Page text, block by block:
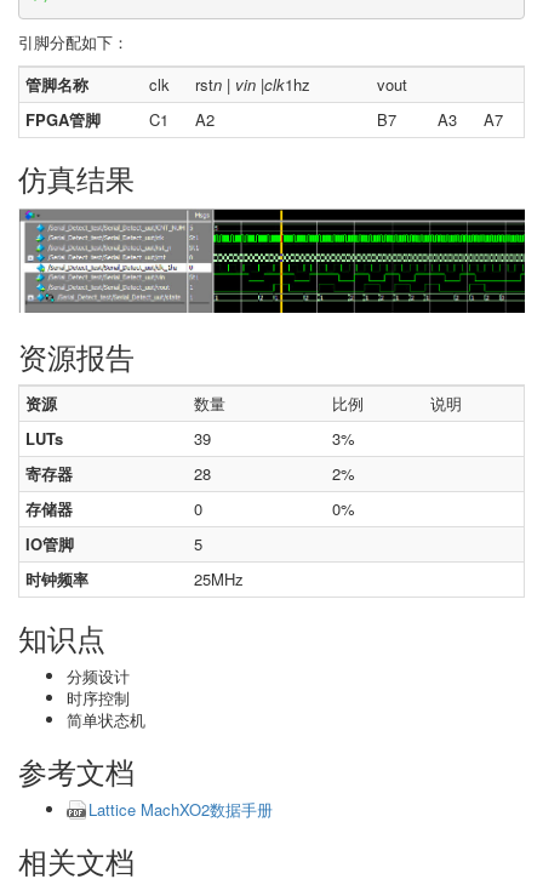
引脚分配如下：
管脚名称
clk rstn | vin |clk1hz
vout
FPGA管脚
C1 A2 B7 A3 A7
仿真结果
资源报告
资源 数量 比例
说明
LUTs
39
3%
寄存器
28
2%
存储器
0
0%
IO管脚
5
时钟频率
25MHz
知识点
分频设计
时序控制
简单状态机
参考文档
Lattice MachXO2数据手册
相关文档